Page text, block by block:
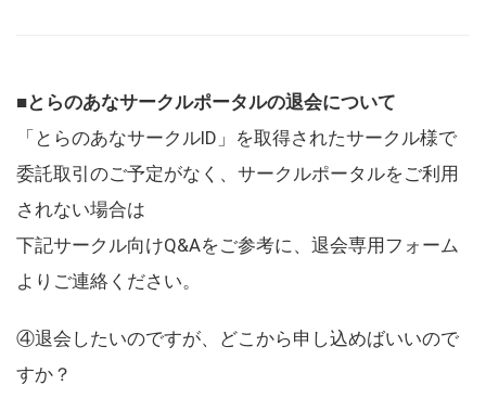
■とらのあなサークルポータルの退会について
「とらのあなサークルID」を取得されたサークル様で
委託取引のご予定がなく、サークルポータルをご利用
されない場合は
下記サークル向けQ&Aをご参考に、退会専用フォーム
よりご連絡ください。
④退会したいのですが、どこから申し込めばいいので
すか？